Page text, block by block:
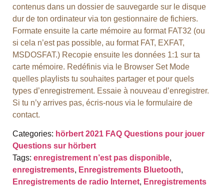
contenus dans un dossier de sauvegarde sur le disque
dur de ton ordinateur via ton gestionnaire de fichiers.
Formate ensuite la carte mémoire au format FAT32 (ou
si cela n’est pas possible, au format FAT, EXFAT,
MSDOSFAT.) Recopie ensuite les données 1:1 sur ta
carte mémoire. Redéfinis via le Browser Set Mode
quelles playlists tu souhaites partager et pour quels
types d’enregistrement. Essaie à nouveau d’enregistrer.
Si tu n’y arrives pas, écris-nous via le formulaire de
contact.
Categories: hörbert 2021 FAQ Questions pour jouer
Questions sur hörbert
Tags: enregistrement n’est pas disponible,
enregistrements, Enregistrements Bluetooth,
Enregistrements de radio Internet, Enregistrements